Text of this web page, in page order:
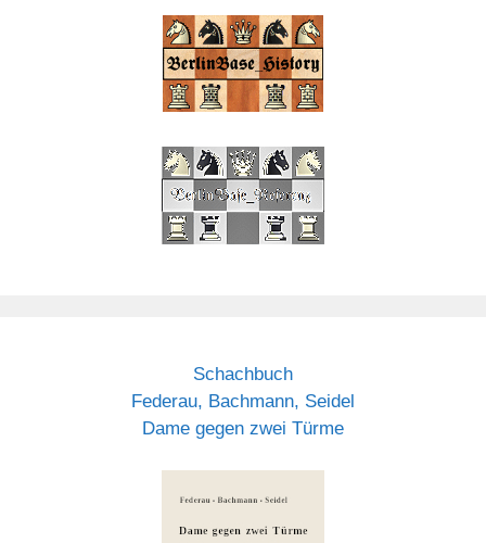
Schachbuch
Federau, Bachmann, Seidel
Dame gegen zwei Türme